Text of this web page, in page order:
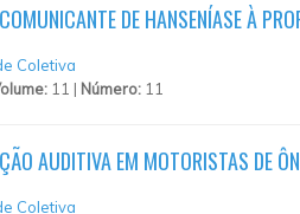
DE HANSENÍASE À
Coletiva
11 | Número: 11
AUDITIVA EM MOTORISTAS DE
Coletiva